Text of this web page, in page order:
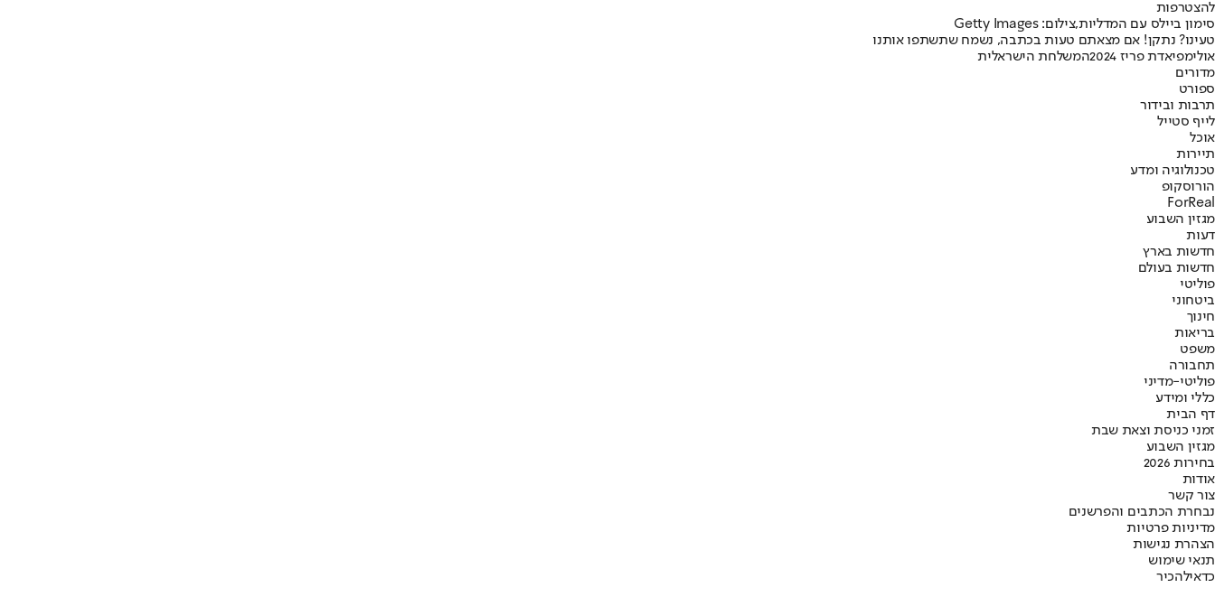
להצטרפות
סימון ביילס עם המדליות,צילום: Getty Images
טעינו? נתקן! אם מצאתם טעות בכתבה, נשמח שתשתפו אותנו
אולימפיאדת פריז 2024
המשלחת הישראלית
מדורים
ספורט
תרבות ובידור
לייף סטייל
אוכל
תיירות
טכנולוגיה ומדע
הורוסקופ
ForReal
מגזין השבוע
דעות
חדשות בארץ
חדשות בעולם
פוליטי
ביטחוני
חינוך
בריאות
משפט
תחבורה
פוליטי-מדיני
כללי ומידע
דף הבית
זמני כניסת וצאת שבת
מגזין השבוע
בחירות 2026
אודות
צור קשר
נבחרת הכתבים והפרשנים
מדיניות פרטיות
הצהרת נגישות
תנאי שימוש
כדאילהכיר